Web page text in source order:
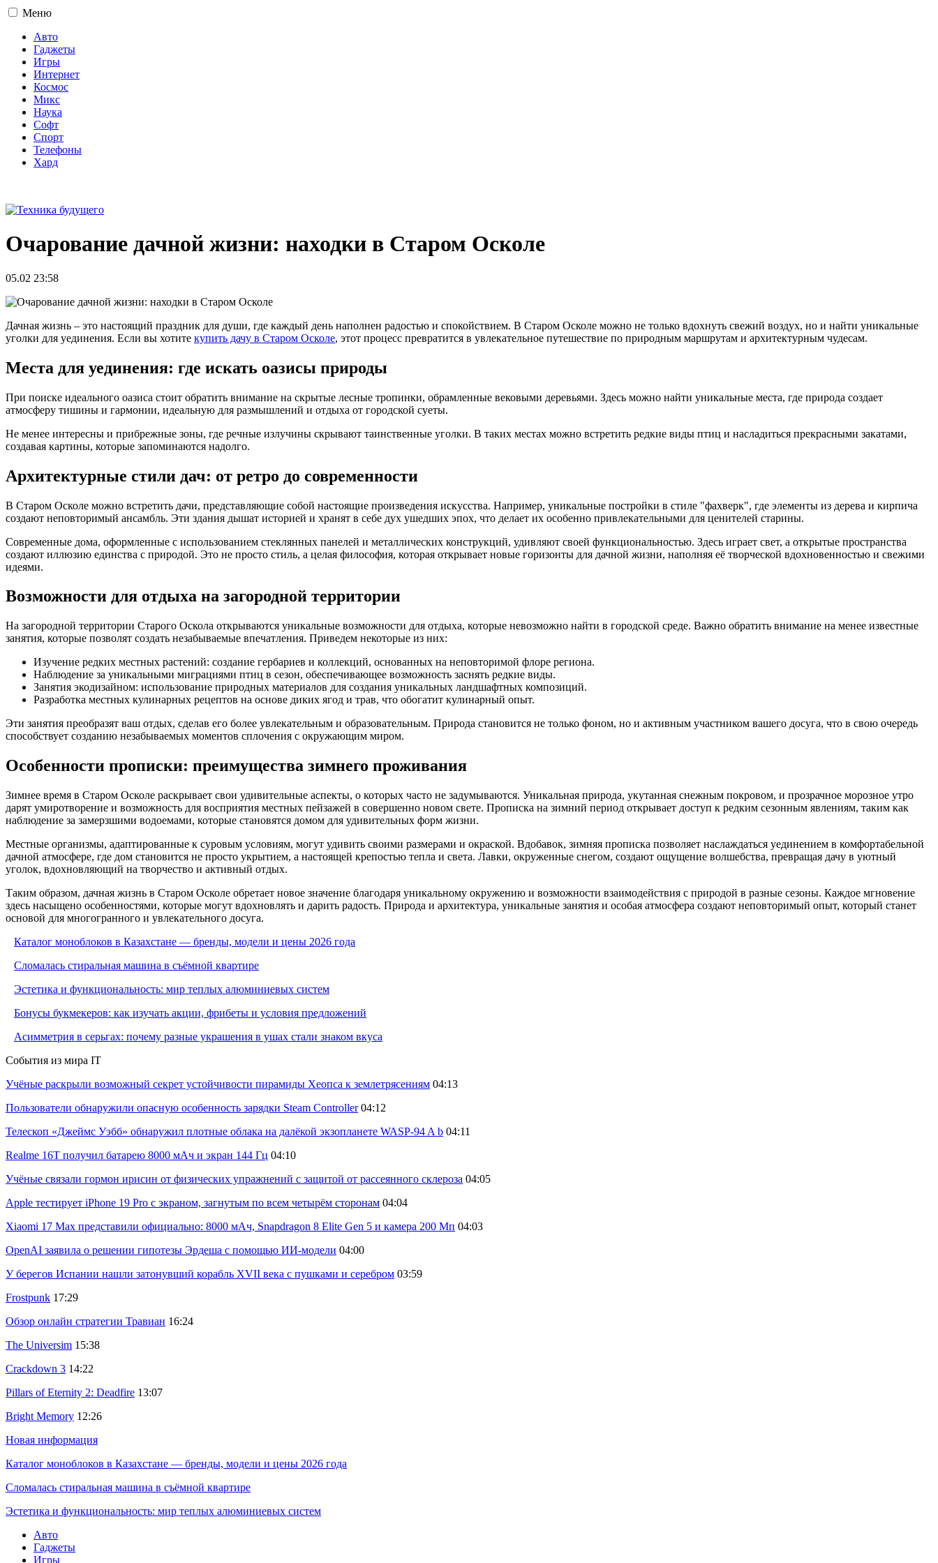
Меню
Авто
Гаджеты
Игры
Интернет
Космос
Микс
Наука
Софт
Спорт
Телефоны
Хард
Очарование дачной жизни: находки в Старом Осколе
05.02 23:58
Дачная жизнь – это настоящий праздник для души, где каждый день наполнен радостью и спокойствием. В Старом Осколе можно не только вдохнуть свежий воздух, но и найти уникальные
уголки для уединения. Если вы хотите купить дачу в Старом Осколе, этот процесс превратится в увлекательное путешествие по природным маршрутам и архитектурным чудесам.
Места для уединения: где искать оазисы природы
При поиске идеального оазиса стоит обратить внимание на скрытые лесные тропинки, обрамленные вековыми деревьями. Здесь можно найти уникальные места, где природа создает
атмосферу тишины и гармонии, идеальную для размышлений и отдыха от городской суеты.
Не менее интересны и прибрежные зоны, где речные излучины скрывают таинственные уголки. В таких местах можно встретить редкие виды птиц и насладиться прекрасными закатами,
создавая картины, которые запоминаются надолго.
Архитектурные стили дач: от ретро до современности
В Старом Осколе можно встретить дачи, представляющие собой настоящие произведения искусства. Например, уникальные постройки в стиле "фахверк", где элементы из дерева и кирпича
создают неповторимый ансамбль. Эти здания дышат историей и хранят в себе дух ушедших эпох, что делает их особенно привлекательными для ценителей старины.
Современные дома, оформленные с использованием стеклянных панелей и металлических конструкций, удивляют своей функциональностью. Здесь играет свет, а открытые пространства
создают иллюзию единства с природой. Это не просто стиль, а целая философия, которая открывает новые горизонты для дачной жизни, наполняя её творческой вдохновенностью и свежими
идеями.
Возможности для отдыха на загородной территории
На загородной территории Старого Оскола открываются уникальные возможности для отдыха, которые невозможно найти в городской среде. Важно обратить внимание на менее известные
занятия, которые позволят создать незабываемые впечатления. Приведем некоторые из них:
Изучение редких местных растений: создание гербариев и коллекций, основанных на неповторимой флоре региона.
Наблюдение за уникальными миграциями птиц в сезон, обеспечивающее возможность заснять редкие виды.
Занятия экодизайном: использование природных материалов для создания уникальных ландшафтных композиций.
Разработка местных кулинарных рецептов на основе диких ягод и трав, что обогатит кулинарный опыт.
Эти занятия преобразят ваш отдых, сделав его более увлекательным и образовательным. Природа становится не только фоном, но и активным участником вашего досуга, что в свою очередь
способствует созданию незабываемых моментов сплочения с окружающим миром.
Особенности прописки: преимущества зимнего проживания
Зимнее время в Старом Осколе раскрывает свои удивительные аспекты, о которых часто не задумываются. Уникальная природа, укутанная снежным покровом, и прозрачное морозное утро
дарят умиротворение и возможность для восприятия местных пейзажей в совершенно новом свете. Прописка на зимний период открывает доступ к редким сезонным явлениям, таким как
наблюдение за замерзшими водоемами, которые становятся домом для удивительных форм жизни.
Местные организмы, адаптированные к суровым условиям, могут удивить своими размерами и окраской. Вдобавок, зимняя прописка позволяет наслаждаться уединением в комфортабельной
дачной атмосфере, где дом становится не просто укрытием, а настоящей крепостью тепла и света. Лавки, окруженные снегом, создают ощущение волшебства, превращая дачу в уютный
уголок, вдохновляющий на творчество и активный отдых.
Таким образом, дачная жизнь в Старом Осколе обретает новое значение благодаря уникальному окружению и возможности взаимодействия с природой в разные сезоны. Каждое мгновение
здесь насыщено особенностями, которые могут вдохновлять и дарить радость. Природа и архитектура, уникальные занятия и особая атмосфера создают неповторимый опыт, который станет
основой для многогранного и увлекательного досуга.
Каталог моноблоков в Казахстане — бренды, модели и цены 2026 года
Сломалась стиральная машина в съёмной квартире
Эстетика и функциональность: мир теплых алюминиевых систем
Бонусы букмекеров: как изучать акции, фрибеты и условия предложений
Асимметрия в серьгах: почему разные украшения в ушах стали знаком вкуса
События из мира IT
Учёные раскрыли возможный секрет устойчивости пирамиды Хеопса к землетрясениям 04:13
Пользователи обнаружили опасную особенность зарядки Steam Controller 04:12
Телескоп «Джеймс Уэбб» обнаружил плотные облака на далёкой экзопланете WASP-94 A b 04:11
Realme 16T получил батарею 8000 мАч и экран 144 Гц 04:10
Учёные связали гормон ирисин от физических упражнений с защитой от рассеянного склероза 04:05
Apple тестирует iPhone 19 Pro с экраном, загнутым по всем четырём сторонам 04:04
Xiaomi 17 Max представили официально: 8000 мАч, Snapdragon 8 Elite Gen 5 и камера 200 Мп 04:03
OpenAI заявила о решении гипотезы Эрдеша с помощью ИИ-модели 04:00
У берегов Испании нашли затонувший корабль XVII века с пушками и серебром 03:59
Frostpunk 17:29
Обзор онлайн стратегии Травиан 16:24
The Universim 15:38
Crackdown 3 14:22
Pillars of Eternity 2: Deadfire 13:07
Bright Memory 12:26
Новая информация
Каталог моноблоков в Казахстане — бренды, модели и цены 2026 года
Сломалась стиральная машина в съёмной квартире
Эстетика и функциональность: мир теплых алюминиевых систем
Авто
Гаджеты
Игры